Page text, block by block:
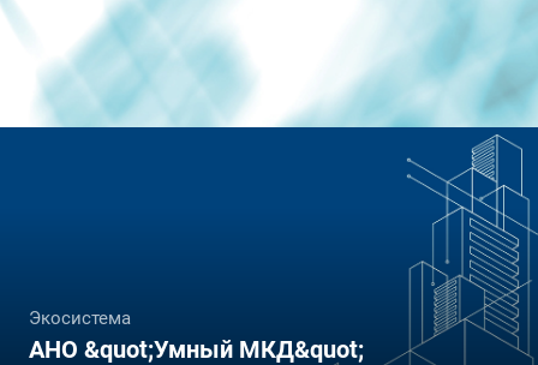
Экосистема
АНО &quot;Умный МКД&quot;